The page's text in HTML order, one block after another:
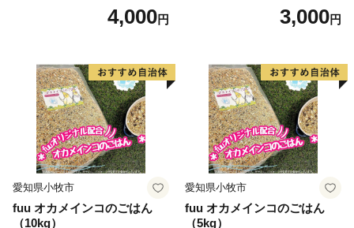
4,000円 3,000円
愛知県小牧市
fuu オカメインコのごはん
（10kg）
愛知県小牧市
fuu オカメインコのごはん
（5kg）